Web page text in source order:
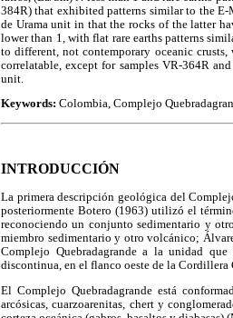
384R) that exhibited patterns similar to the E-
de Urama unit in that the rocks of the latter
lower than 1, with flat rare earths patterns
to different, not contemporary oceanic
correlatable, except for samples VR-364R
unit.
Keywords: Colombia, Complejo
INTRODUCCIÓN
La primera descripción geológica del
posteriormente Botero (1963) utilizó el
reconociendo un conjunto sedimentario y
miembro sedimentario y otro volcánico;
Complejo Quebradagrande a la unidad
discontinua, en el flanco oeste de la
El Complejo Quebradagrande está
arcósicas, cuarzoarenitas, chert y